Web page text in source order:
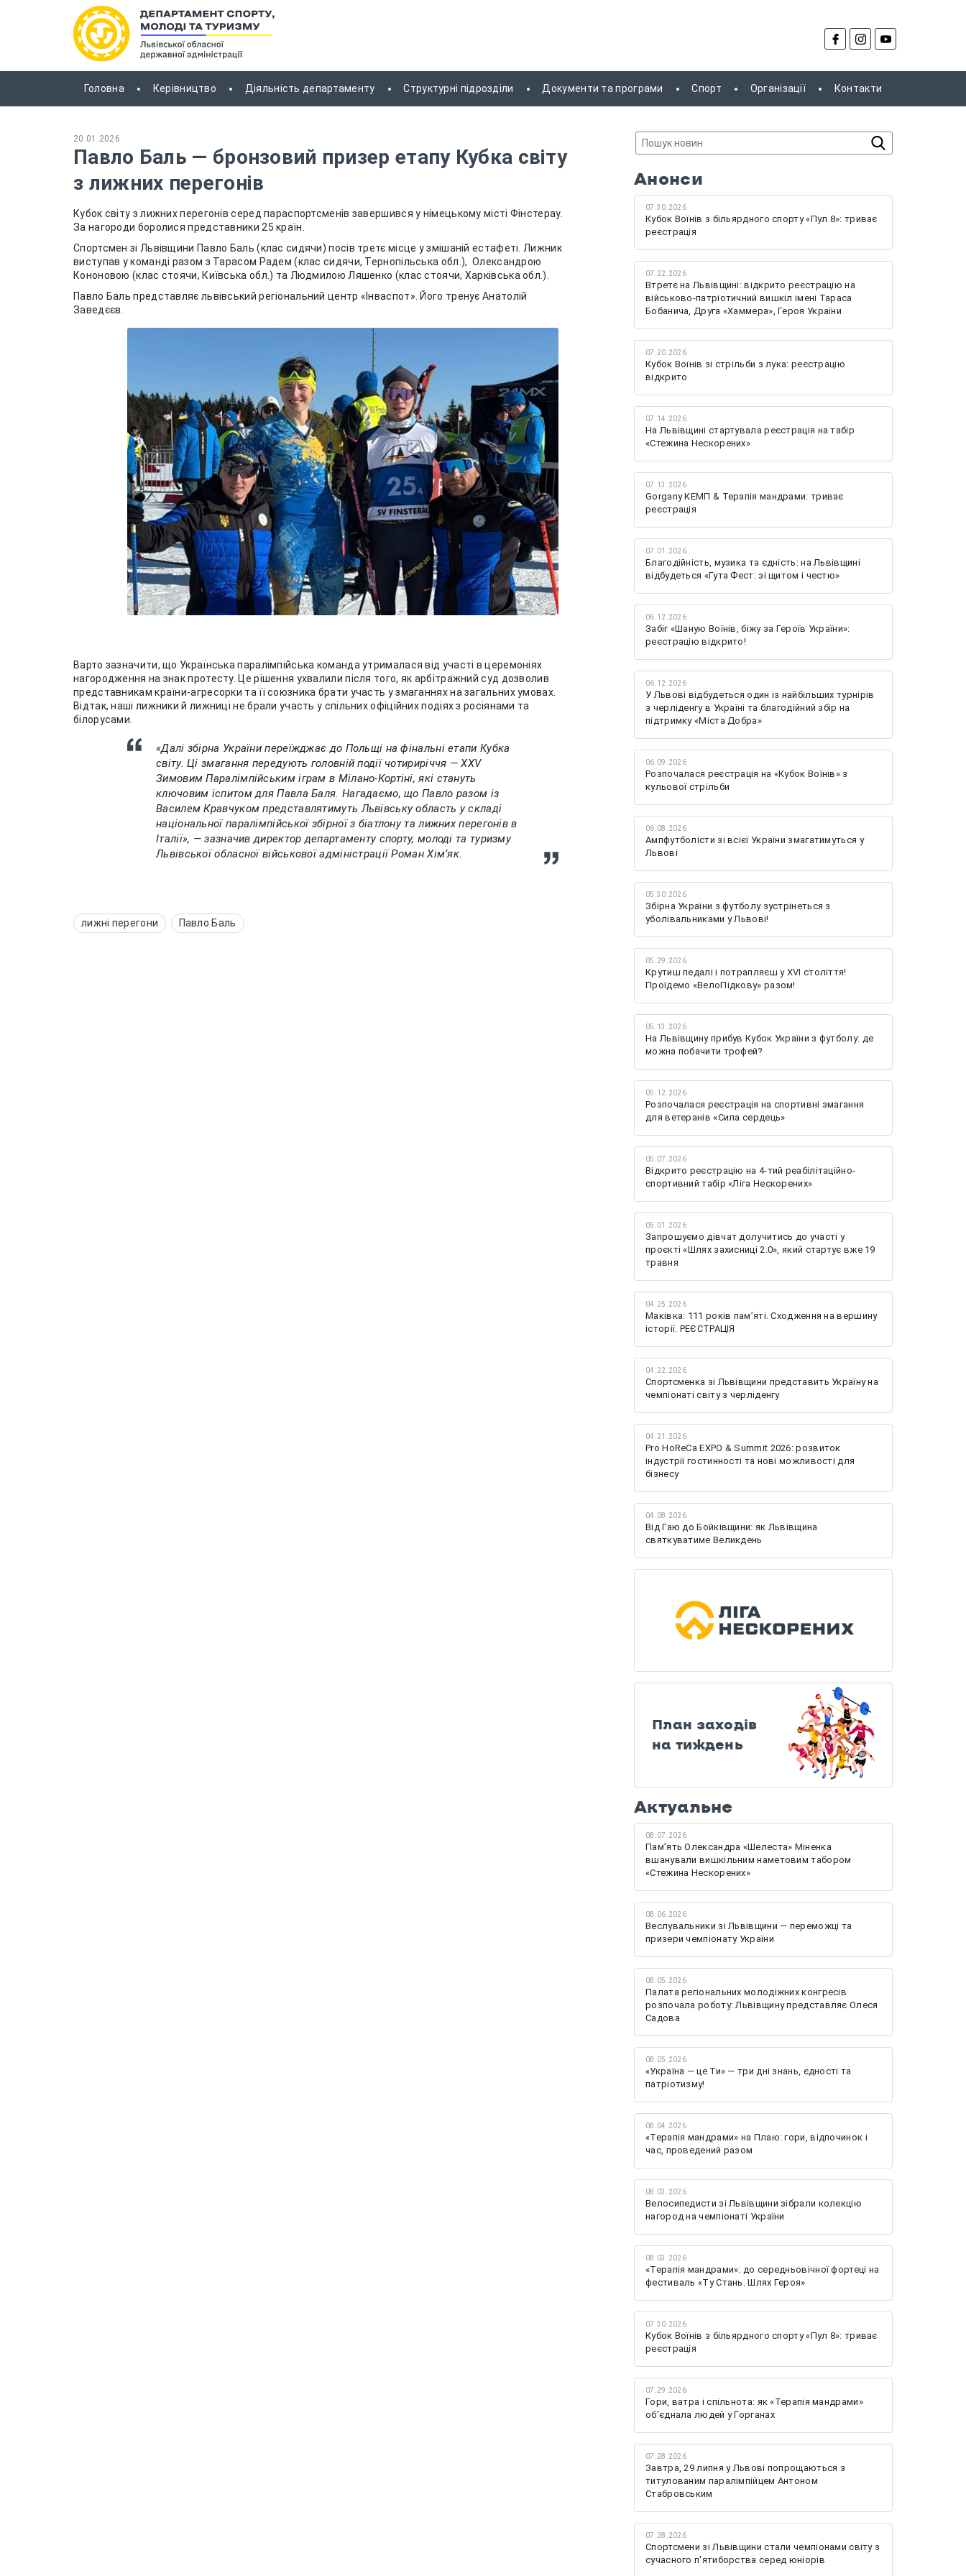
Головна Керівництво Діяльність департаменту Структурні підрозділи Документи та програми Спорт Організації Контакти
20.01.2026
Павло Баль — бронзовий призер етапу Кубка світу
з лижних перегонів
Кубок світу з лижних перегонів серед параспортсменів завершився у німецькому місті Фінстерау.
За нагороди боролися представники 25 країн.
Спортсмен зі Львівщини Павло Баль (клас сидячи) посів третє місце у змішаній естафеті. Лижник
виступав у команді разом з Тарасом Радем (клас сидячи, Тернопільська обл.), Олександрою
Кононовою (клас стоячи, Київська обл.) та Людмилою Ляшенко (клас стоячи, Харківська обл.).
Павло Баль представляє львівський регіональний центр «Інваспот». Його тренує Анатолій
Заведєєв.
Варто зазначити, що Українська паралімпійська команда утрималася від участі в церемоніях
нагородження на знак протесту. Це рішення ухвалили після того, як арбітражний суд дозволив
представникам країни-агресорки та її союзника брати участь у змаганнях на загальних умовах.
Відтак, наші лижники й лижниці не брали участь у спільних офіційних подіях з росіянами та
білорусами.
«Далі збірна України переїжджає до Польщі на фінальні етапи Кубка
світу. Ці змагання передують головній події чотириріччя — XXV
Зимовим Паралімпійським іграм в Мілано-Кортіні, які стануть
ключовим іспитом для Павла Баля. Нагадаємо, що Павло разом із
Василем Кравчуком представлятимуть Львівську область у складі
національної паралімпійської збірної з біатлону та лижних перегонів в
Італії», — зазначив директор департаменту спорту, молоді та туризму
Львівської обласної військової адміністрації Роман Хімʼяк.
лижні перегони Павло Баль
Анонси
07.30.2026
Кубок Воїнів з більярдного спорту «Пул 8»: триває
реєстрація
07.22.2026
Втретє на Львівщині: відкрито реєстрацію на
військово-патріотичний вишкіл імені Тараса
Бобанича, Друга «Хаммера», Героя України
07.20.2026
Кубок Воїнів зі стрільби з лука: реєстрацію
відкрито
07.14.2026
На Львівщині стартувала реєстрація на табір
«Стежина Нескорених»
07.13.2026
Gorgany КЕМП & Терапія мандрами: триває
реєстрація
07.01.2026
Благодійність, музика та єдність: на Львівщині
відбудеться «Гута Фест: зі щитом і честю»
06.12.2026
Забіг «Шаную Воїнів, біжу за Героїв України»:
реєстрацію відкрито!
06.12.2026
У Львові відбудеться один із найбільших турнірів
з черліденгу в Україні та благодійний збір на
підтримку «Міста Добра»
06.09.2026
Розпочалася реєстрація на «Кубок Воїнів» з
кульової стрільби
06.08.2026
Ампфутболісти зі всієї України змагатимуться у
Львові
05.30.2026
Збірна України з футболу зустрінеться з
уболівальниками у Львові!
05.29.2026
Крутиш педалі і потрапляєш у XVI століття!
Проїдемо «ВелоПідкову» разом!
05.13.2026
На Львівщину прибув Кубок України з футболу: де
можна побачити трофей?
05.12.2026
Розпочалася реєстрація на спортивні змагання
для ветеранів «Сила сердець»
05.07.2026
Відкрито реєстрацію на 4-тий реабілітаційно-
спортивний табір «Ліга Нескорених»
05.01.2026
Запрошуємо дівчат долучитись до участі у
проєкті «Шлях захисниці 2.0», який стартує вже 19
травня
04.25.2026
Маківка: 111 років пам’яті. Сходження на вершину
історії. РЕЄСТРАЦІЯ
04.22.2026
Спортсменка зі Львівщини представить Україну на
чемпіонаті світу з черліденгу
04.21.2026
Pro HoReCa EXPO & Summit 2026: розвиток
індустрії гостинності та нові можливості для
бізнесу
04.08.2026
Від Гаю до Бойківщини: як Львівщина
святкуватиме Великдень
План заходів
на тиждень
Актуальне
08.07.2026
Памʼять Олександра «Шелеста» Міненка
вшанували вишкільним наметовим табором
«Стежина Нескорених»
08.06.2026
Веслувальники зі Львівщини — переможці та
призери чемпіонату України
08.05.2026
Палата регіональних молодіжних конгресів
розпочала роботу: Львівщину представляє Олеся
Садова
08.05.2026
«Україна — це Ти» — три дні знань, єдності та
патріотизму!
08.04.2026
«Терапія мандрами» на Плаю: гори, відпочинок і
час, проведений разом
08.03.2026
Велосипедисти зі Львівщини зібрали колекцію
нагород на чемпіонаті України
08.03.2026
«Терапія мандрами»: до середньовічної фортеці на
фестиваль «Ту Стань. Шлях Героя»
07.30.2026
Кубок Воїнів з більярдного спорту «Пул 8»: триває
реєстрація
07.29.2026
Гори, ватра і спільнота: як «Терапія мандрами»
об’єднала людей у Горганах
07.28.2026
Завтра, 29 липня у Львові попрощаються з
титулованим паралімпійцем Антоном
Стабровським
07.28.2026
Спортсмени зі Львівщини стали чемпіонами світу з
сучасного п'ятиборства серед юніорів